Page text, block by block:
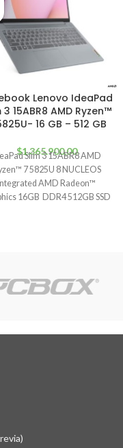
Lenovo IdeaPad
3 15ABR8 AMD Ryzen™
16 GB – 512 GB
$1.365.900,00
Slim 3 15ABR8 AMD
7 5825U 8 NUCLEOS
Integrated AMD Radeon™
16GB DDR4 512GB SSD